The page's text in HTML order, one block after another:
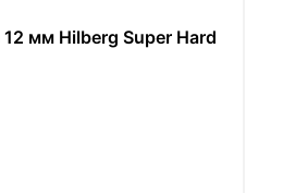
мм Hilberg Super Hard